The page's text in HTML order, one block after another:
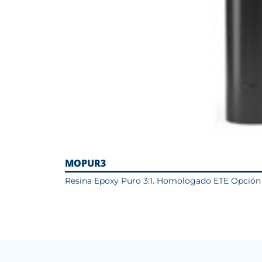
MOPUR3
Resina Epoxy Puro 3:1. Homologado ETE Opción